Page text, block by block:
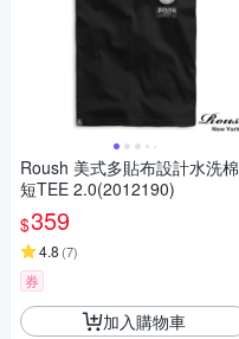
Roush 美式多貼布設計水洗棉
短TEE 2.0(2012190)
$359
4.8 (7)
券
加入購物車